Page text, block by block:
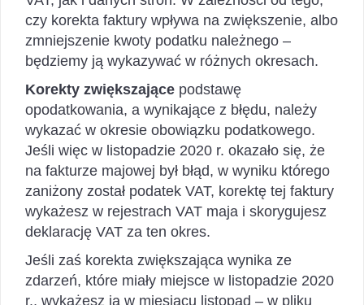
czy korekta faktury wpływa na zwiększenie, albo
zmniejszenie kwoty podatku należnego –
będziemy ją wykazywać w różnych okresach.
Korekty zwiększające podstawę
opodatkowania, a wynikające z błędu, należy
wykazać w okresie obowiązku podatkowego.
Jeśli więc w listopadzie 2020 r. okazało się, że
na fakturze majowej był błąd, w wyniku którego
zaniżony został podatek VAT, korektę tej faktury
wykażesz w rejestrach VAT maja i skorygujesz
deklarację VAT za ten okres.
Jeśli zaś korekta zwiększająca wynika ze
zdarzeń, które miały miejsce w listopadzie 2020
r., wykażesz ją w miesiącu listopad – w pliku